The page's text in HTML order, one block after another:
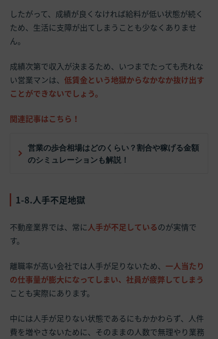
したがって、成績が良くなければ給料が低い状態が続く
ため、生活に支障が出てしまうことも少なくありませ
ん。
成績次第で収入が決まるため、いつまでたっても売れな
い営業マンは、 低賃金という地獄からなかなか抜け出す
ことができないでしょう。
関連記事はこちら！
営業の歩合相場はどのくらい？割合や稼げる金額
のシミュレーションも解説！
1-8.人手不足地獄
不動産業界では、常に人手が不足しているのが実情で
す。
離職率が高い会社では人手が足りないため、 一人当たり
の仕事量が膨大になってしまい、社員が疲弊してしまう
ことも実際にあります。
中には人手が足りない状態であるにもかかわらず、人件
費を増やさないために、そのままの人数で無理やり業務